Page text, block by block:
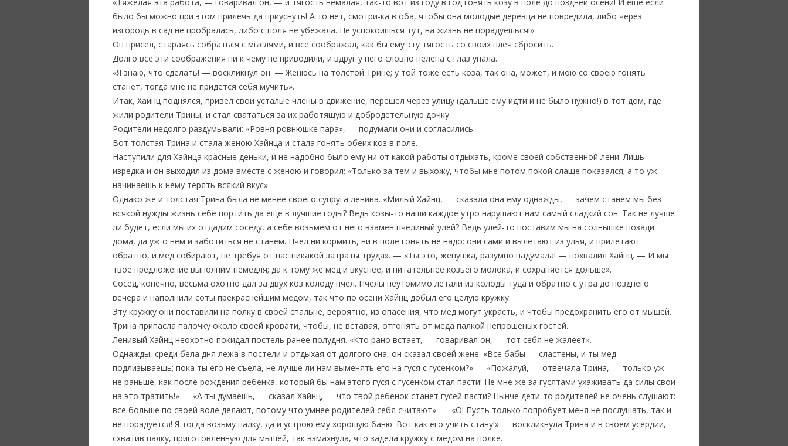
было бы можно при этом прилечь да приуснуть! А то нет, смотри-ка в оба, чтобы она молодые деревца не повредила, либо через
изгородь в сад не пробралась, либо с поля не убежала. Не успокоишься тут, на жизнь не порадуешься!»
Он присел, стараясь собраться с мыслями, и все соображал, как бы ему эту тягость со своих плеч сбросить.
Долго все эти соображения ни к чему не приводили, и вдруг у него словно пелена с глаз упала.
«Я знаю, что сделать! — воскликнул он. — Женюсь на толстой Трине; у той тоже есть коза, так она, может, и мою со своею гонять
станет, тогда мне не придется себя мучить».
Итак, Хайнц поднялся, привел свои усталые члены в движение, перешел через улицу (дальше ему идти и не было нужно!) в тот дом, где
жили родители Трины, и стал свататься за их работящую и добродетельную дочку.
Родители недолго раздумывали: «Ровня ровнюшке пара», — подумали они и согласились.
Вот толстая Трина и стала женою Хайнца и стала гонять обеих коз в поле.
Наступили для Хайнца красные деньки, и не надобно было ему ни от какой работы отдыхать, кроме своей собственной лени. Лишь
изредка и он выходил из дома вместе с женою и говорил: «Только за тем и выхожу, чтобы мне потом покой слаще показался; а то уж
начинаешь к нему терять всякий вкус».
Однако же и толстая Трина была не менее своего супруга ленива. «Милый Хайнц, — сказала она ему однажды, — зачем станем мы без
всякой нужды жизнь себе портить да еще в лучшие годы? Ведь козы-то наши каждое утро нарушают нам самый сладкий сон. Так не лучше
ли будет, если мы их отдадим соседу, а себе возьмем от него взамен пчелиный улей? Ведь улей-то поставим мы на солнышке позади
дома, да уж о нем и заботиться не станем. Пчел ни кормить, ни в поле гонять не надо: они сами и вылетают из улья, и прилетают
обратно, и мед собирают, не требуя от нас никакой затраты труда». — «Ты это, женушка, разумно надумала! — похвалил Хайнц. — И мы
твое предложение выполним немедля; да к тому же мед и вкуснее, и питательнее козьего молока, и сохраняется дольше».
Сосед, конечно, весьма охотно дал за двух коз колоду пчел. Пчелы неутомимо летали из колоды туда и обратно с утра до позднего
вечера и наполнили соты прекраснейшим медом, так что по осени Хайнц добыл его целую кружку.
Эту кружку они поставили на полку в своей спальне, вероятно, из опасения, что мед могут украсть, и чтобы предохранить его от мышей.
Трина припасла палочку около своей кровати, чтобы, не вставая, отгонять от меда палкой непрошеных гостей.
Ленивый Хайнц неохотно покидал постель ранее полудня. «Кто рано встает, — говаривал он, — тот себя не жалеет».
Однажды, среди бела дня лежа в постели и отдыхая от долгого сна, он сказал своей жене: «Все бабы — сластены, и ты мед
подлизываешь; пока ты его не съела, не лучше ли нам выменять его на гуся с гусенком?» — «Пожалуй, — отвечала Трина, — только уж
не раньше, как после рождения ребенка, который бы нам этого гуся с гусенком стал пасти! Не мне же за гусятами ухаживать да силы свои
на это тратить!» — «А ты думаешь, — сказал Хайнц, — что твой ребенок станет гусей пасти? Нынче дети-то родителей не очень слушают:
все больше по своей воле делают, потому что умнее родителей себя считают». — «О! Пусть только попробует меня не послушать, так и
не порадуется! Я тогда возьму палку, да и устрою ему хорошую баню. Вот как его учить стану!» — воскликнула Трина и в своем усердии,
схватив палку, приготовленную для мышей, так взмахнула, что задела кружку с медом на полке.